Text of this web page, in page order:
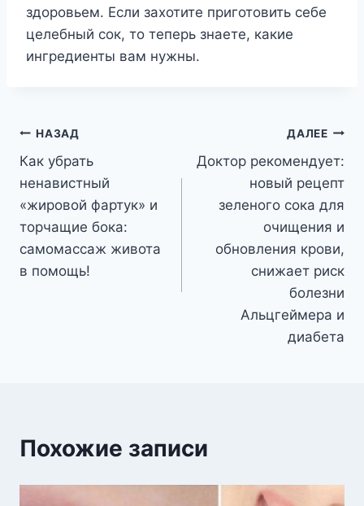
здоровьем. Если захотите приготовить себе
целебный сок, то теперь знаете, какие
ингредиенты вам нужны.
Навигация
по
записям
НАЗАД
Как убрать
ненавистный
«жировой фартук» и
торчащие бока:
самомассаж живота
в помощь!
ДАЛЕЕ
Доктор рекомендует:
новый рецепт
зеленого сока для
очищения и
обновления крови,
снижает риск
болезни
Альцгеймера и
диабета
Похожие записи